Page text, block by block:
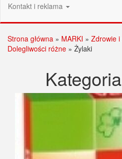
Kontakt i reklama
Strona główna » MARKI » Zdrowie
Dolegliwości różne » Żylaki